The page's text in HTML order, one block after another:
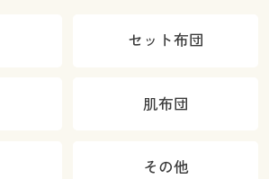
セット布団
肌布団
その他